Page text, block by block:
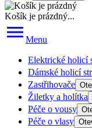
Košík je prázdný...
Menu
Elektrické holicí
Dámské holicí
Zastřihovače
Žiletky a holítka
Péče o vousy
Péče o vlasy